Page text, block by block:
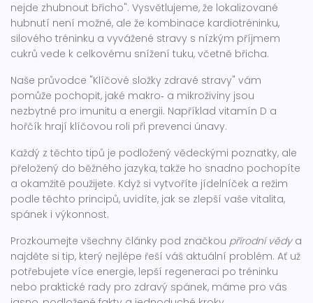
nejde zhubnout břicho". Vysvětlujeme, že lokalizované
hubnutí není možné, ale že kombinace kardiotréninku,
silového tréninku a vyvážené stravy s nízkým příjmem
cukrů vede k celkovému snížení tuku, včetně břicha.
Naše průvodce "Klíčové složky zdravé stravy" vám
pomůže pochopit, jaké makro‑ a mikroživiny jsou
nezbytné pro imunitu a energii. Například vitamín D a
hořčík hrají klíčovou roli při prevenci únavy.
Každý z těchto tipů je podložený vědeckými poznatky, ale
přeložený do běžného jazyka, takže ho snadno pochopíte
a okamžitě použijete. Když si vytvoříte jídelníček a režim
podle těchto principů, uvidíte, jak se zlepší vaše vitalita,
spánek i výkonnost.
Prozkoumejte všechny články pod značkou přírodní vědya
najděte si tip, který nejlépe řeší váš aktuální problém. Ať už
potřebujete více energie, lepší regeneraci po tréninku
nebo praktické rady pro zdravý spánek, máme pro vás